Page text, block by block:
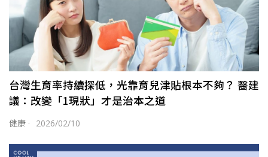
台灣生育率持續探低，光靠育兒津貼根本不夠？ 醫建
議：改變「1現狀」才是治本之道
健康 · 2026/02/10